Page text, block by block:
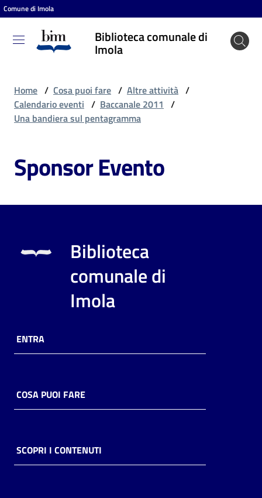
Vai al contenuto
Vai alla navigazione
Vai al footer
Comune di Imola
Biblioteca comunale di
Imola
Biblioteca
comunale
Cosa
fare
Scopri
online
Piani
Home / Cosa puoi fare / Altre attività /
Calendario eventi / Baccanale 2011 /
Una bandiera sul pentagramma
Sponsor Evento
Biblioteca
comunale di
Imola
ENTRA
COSA PUOI FARE
SCOPRI I CONTENUTI